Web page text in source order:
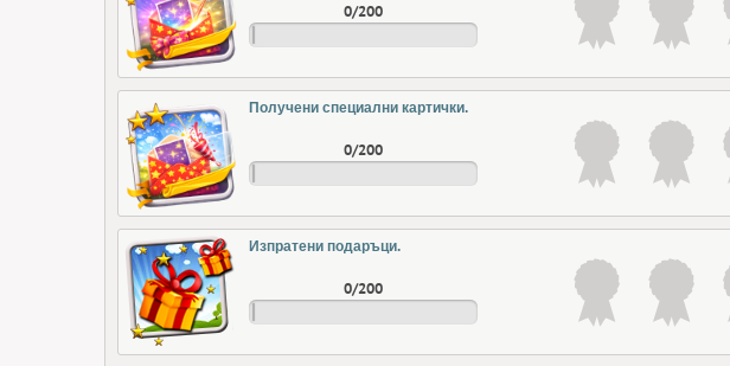
0/200
Получени специални картички.
0/200
Изпратени подаръци.
0/200